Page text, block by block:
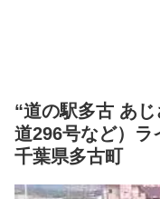
“道の駅多古 あ
道296号など）ラ
千葉県多古町